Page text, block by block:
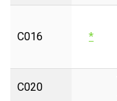
C016 *
C020